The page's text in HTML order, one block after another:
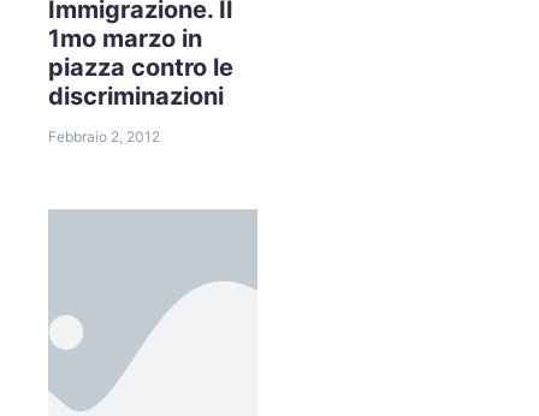
Immigrazione. Il
1mo marzo in
piazza contro le
discriminazioni
Febbraio 2, 2012